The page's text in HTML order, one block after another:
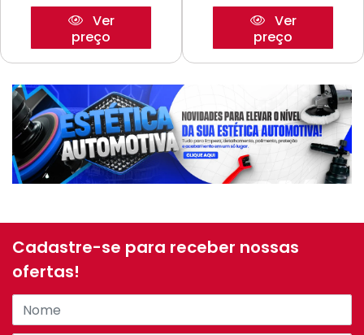
Ver
preço
Ver
preço
Cadastre-se para receber nossas
ofertas!